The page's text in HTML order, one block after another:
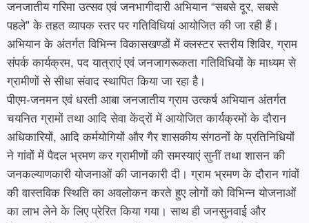
जनजातीय गरिमा उत्सव एवं जनभागीदारी अभियान “सबसे दूर, सबसे
पहले” के तहत व्यापक स्तर पर गतिविधियां आयोजित की जा रही हैं।
अभियान के अंतर्गत विभिन्न विकासखण्डों में क्लस्टर स्तरीय शिविर, ग्राम
संपर्क कार्यक्रम, पद यात्राएं एवं जनजागरूकता गतिविधियों के माध्यम से
ग्रामीणों से सीधा संवाद स्थापित किया जा रहा है।
पीएम-जनमन एवं धरती आबा जनजातीय ग्राम उत्कर्ष अभियान अंतर्गत
चयनित ग्रामों तथा आदि सेवा केंद्रों में आयोजित कार्यक्रमों के दौरान
अधिकारियों, आदि कर्मयोगियों और गैर शासकीय संगठनों के प्रतिनिधियों
ने गांवों में पैदल भ्रमण कर ग्रामीणों की समस्याएं सुनीं तथा शासन की
जनकल्याणकारी योजनाओं की जानकारी दी। ग्राम भ्रमण के दौरान गांवों
की वास्तविक स्थिति का अवलोकन करते हुए लोगों को विभिन्न योजनाओं
का लाभ लेने के लिए प्रेरित किया गया। साथ ही जनसुनवाई और